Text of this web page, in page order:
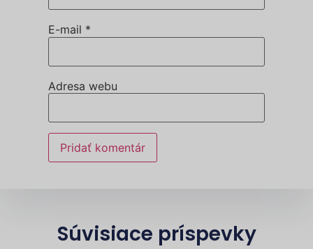
E-mail *
Adresa webu
Súvisiace príspevky